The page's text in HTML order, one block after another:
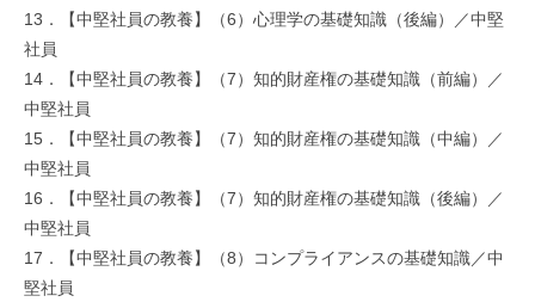
13．【中堅社員の教養】（6）心理学の基礎知識（後編）／中堅
社員
14．【中堅社員の教養】（7）知的財産権の基礎知識（前編）／
中堅社員
15．【中堅社員の教養】（7）知的財産権の基礎知識（中編）／
中堅社員
16．【中堅社員の教養】（7）知的財産権の基礎知識（後編）／
中堅社員
17．【中堅社員の教養】（8）コンプライアンスの基礎知識／中
堅社員